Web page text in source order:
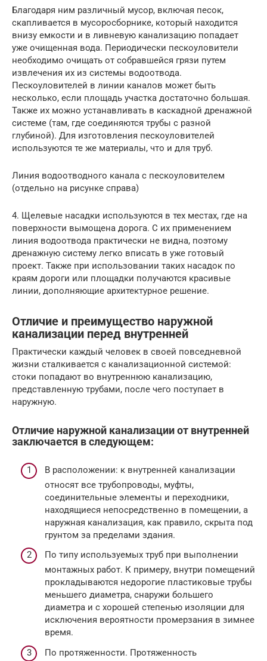
Благодаря ним различный мусор, включая песок,
скапливается в мусоросборнике, который находится
внизу емкости и в ливневую канализацию попадает
уже очищенная вода. Периодически пескоуловители
необходимо очищать от собравшейся грязи путем
извлечения их из системы водоотвода.
Пескоуловителей в линии каналов может быть
несколько, если площадь участка достаточно большая.
Также их можно устанавливать в каскадной дренажной
системе (там, где соединяются трубы с разной
глубиной). Для изготовления пескоуловителей
используются те же материалы, что и для труб.
Линия водоотводного канала с пескоуловителем
(отдельно на рисунке справа)
4. Щелевые насадки используются в тех местах, где на
поверхности вымощена дорога. С их применением
линия водоотвода практически не видна, поэтому
дренажную систему легко вписать в уже готовый
проект. Также при использовании таких насадок по
краям дороги или площадки получаются красивые
линии, дополняющие архитектурное решение.
Отличие и преимущество наружной
канализации перед внутренней
Практически каждый человек в своей повседневной
жизни сталкивается с канализационной системой:
стоки попадают во внутреннюю канализацию,
представленную трубами, после чего поступает в
наружную.
Отличие наружной канализации от внутренней
заключается в следующем:
В расположении: к внутренней канализации
относят все трубопроводы, муфты,
соединительные элементы и переходники,
находящиеся непосредственно в помещении, а
наружная канализация, как правило, скрыта под
грунтом за пределами здания.
По типу используемых труб при выполнении
монтажных работ. К примеру, внутри помещений
прокладываются недорогие пластиковые трубы
меньшего диаметра, снаружи большего
диаметра и с хорошей степенью изоляции для
исключения вероятности промерзания в зимнее
время.
По протяженности. Протяженность